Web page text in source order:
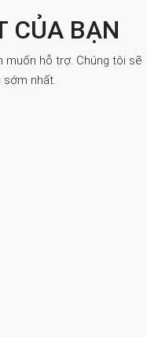
CỦA BẠN
muốn hỗ trợ. Chúng tôi sẽ
sớm nhất.